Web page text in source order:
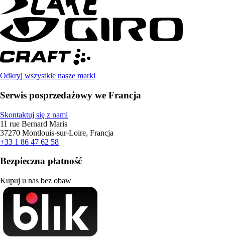
Odkryj wszystkie nasze marki
Serwis posprzedażowy we Francja
Skontaktuj się z nami
11 rue Bernard Maris
37270 Montlouis-sur-Loire, Francja
+33 1 86 47 62 58
Bezpieczna płatność
Kupuj u nas bez obaw